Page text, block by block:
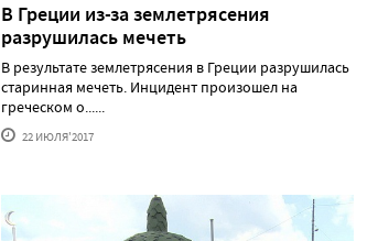
В Греции из-за землетрясения
разрушилась мечеть
В результате землетрясения в Греции разрушилась
старинная мечеть. Инцидент произошел на
греческом о......
22 ИЮЛЯ'2017